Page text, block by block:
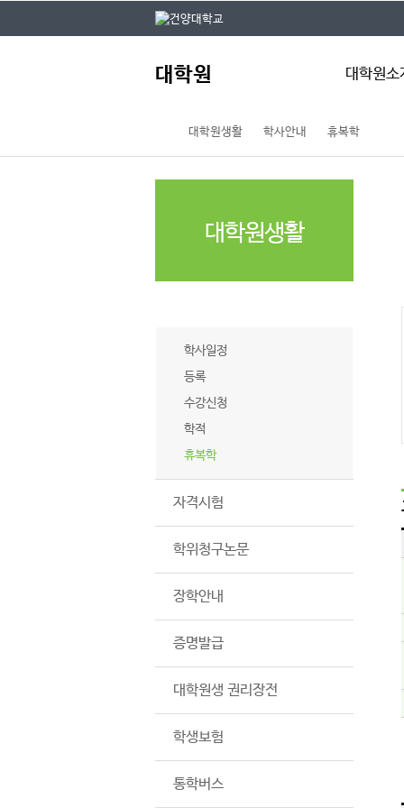
대학원 대학원소
대학원 개요
대학원장 인사
전체 학과현황
대학원생활 학사안내 휴복학
대학원생활
학사일정
등록
수강신청
학적
휴복학
자격시험
학위청구논문
장학안내
증명발급
대학원생 권리장전
학생보험
통학버스